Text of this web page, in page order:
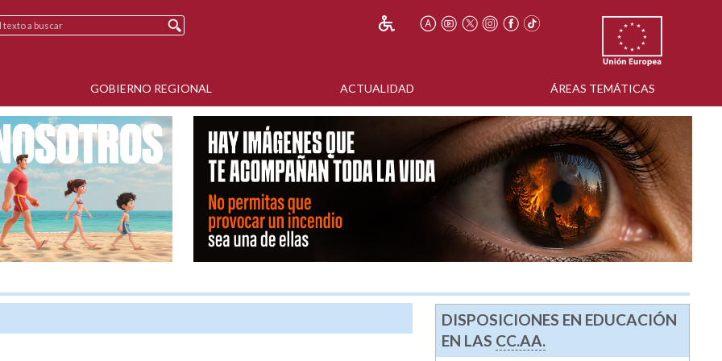
GOBIERNO REGIONAL ACTUALIDAD ÁREAS TEMÁTICAS
DISPOSICIONES EN EDUCACIÓN
EN LAS CC.AA.